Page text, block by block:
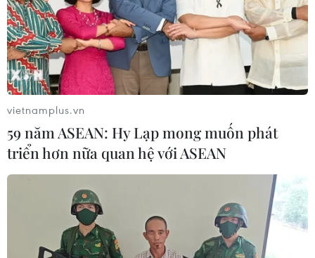
Bổ sung một số hoạt động giảm nhẹ phát
thải khí nhà kính, bảo vệ tầng ozone
18/06/2024 06:49
vietnamplus.vn
59 năm ASEAN: Hy Lạp mong muốn phát
triển hơn nữa quan hệ với ASEAN